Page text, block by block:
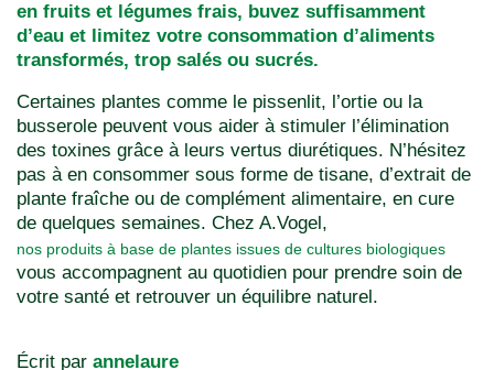
en fruits et légumes frais, buvez suffisamment
d’eau et limitez votre consommation d’aliments
transformés, trop salés ou sucrés.
Certaines plantes comme le pissenlit, l’ortie ou la
busserole peuvent vous aider à stimuler l’élimination
des toxines grâce à leurs vertus diurétiques. N’hésitez
pas à en consommer sous forme de tisane, d’extrait de
plante fraîche ou de complément alimentaire, en cure
de quelques semaines. Chez A.Vogel,
nos produits à base de plantes issues de cultures biologiques
vous accompagnent au quotidien pour prendre soin de
votre santé et retrouver un équilibre naturel.
Écrit par annelaure